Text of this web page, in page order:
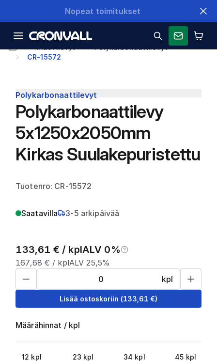
Nopeat toimitukset
CR-15572
Polykarbonaattilevyt
Polykarbonaattilevy
5x1250x2050mm
Kirkas Suulakepuristettu
Tuotenro: CR-15572
Saatavilla 3-5 arkipäivää
133,61 € / kplALV 0%
167,68 € / kplALV 25,5%
kpl
Lisää ostoskoriin (133,61 €)
Määrähinnat / kpl
12 kpl 23 kpl 34 kpl 45 kpl